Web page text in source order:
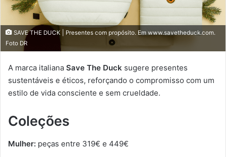
SAVE THE DUCK | Presentes com propósito. Em www.savetheduck.com.
Foto DR
A marca italiana Save The Duck sugere presentes
sustentáveis e éticos, reforçando o compromisso com um
estilo de vida consciente e sem crueldade.
Coleções
Mulher: peças entre 319€ e 449€